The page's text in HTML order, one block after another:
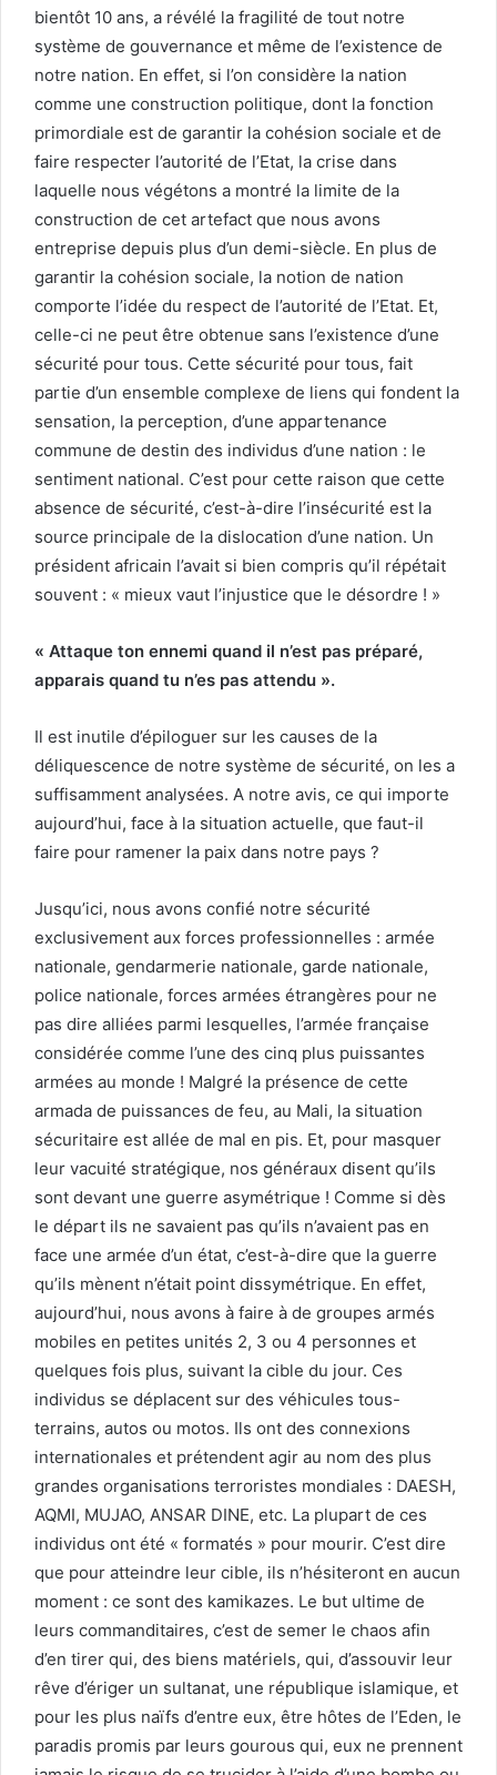
bientôt 10 ans, a révélé la fragilité de tout notre
système de gouvernance et même de l’existence de
notre nation. En effet, si l’on considère la nation
comme une construction politique, dont la fonction
primordiale est de garantir la cohésion sociale et de
faire respecter l’autorité de l’Etat, la crise dans
laquelle nous végétons a montré la limite de la
construction de cet artefact que nous avons
entreprise depuis plus d’un demi-siècle. En plus de
garantir la cohésion sociale, la notion de nation
comporte l’idée du respect de l’autorité de l’Etat. Et,
celle-ci ne peut être obtenue sans l’existence d’une
sécurité pour tous. Cette sécurité pour tous, fait
partie d’un ensemble complexe de liens qui fondent la
sensation, la perception, d’une appartenance
commune de destin des individus d’une nation : le
sentiment national. C’est pour cette raison que cette
absence de sécurité, c’est-à-dire l’insécurité est la
source principale de la dislocation d’une nation. Un
président africain l’avait si bien compris qu’il répétait
souvent : « mieux vaut l’injustice que le désordre ! »
« Attaque ton ennemi quand il n’est pas préparé,
apparais quand tu n’es pas attendu ».
Il est inutile d’épiloguer sur les causes de la
déliquescence de notre système de sécurité, on les a
suffisamment analysées. A notre avis, ce qui importe
aujourd’hui, face à la situation actuelle, que faut-il
faire pour ramener la paix dans notre pays ?
Jusqu’ici, nous avons confié notre sécurité
exclusivement aux forces professionnelles : armée
nationale, gendarmerie nationale, garde nationale,
police nationale, forces armées étrangères pour ne
pas dire alliées parmi lesquelles, l’armée française
considérée comme l’une des cinq plus puissantes
armées au monde ! Malgré la présence de cette
armada de puissances de feu, au Mali, la situation
sécuritaire est allée de mal en pis. Et, pour masquer
leur vacuité stratégique, nos généraux disent qu’ils
sont devant une guerre asymétrique ! Comme si dès
le départ ils ne savaient pas qu’ils n’avaient pas en
face une armée d’un état, c’est-à-dire que la guerre
qu’ils mènent n’était point dissymétrique. En effet,
aujourd’hui, nous avons à faire à de groupes armés
mobiles en petites unités 2, 3 ou 4 personnes et
quelques fois plus, suivant la cible du jour. Ces
individus se déplacent sur des véhicules tous-
terrains, autos ou motos. Ils ont des connexions
internationales et prétendent agir au nom des plus
grandes organisations terroristes mondiales : DAESH,
AQMI, MUJAO, ANSAR DINE, etc. La plupart de ces
individus ont été « formatés » pour mourir. C’est dire
que pour atteindre leur cible, ils n’hésiteront en aucun
moment : ce sont des kamikazes. Le but ultime de
leurs commanditaires, c’est de semer le chaos afin
d’en tirer qui, des biens matériels, qui, d’assouvir leur
rêve d’ériger un sultanat, une république islamique, et
pour les plus naïfs d’entre eux, être hôtes de l’Eden, le
paradis promis par leurs gourous qui, eux ne prennent